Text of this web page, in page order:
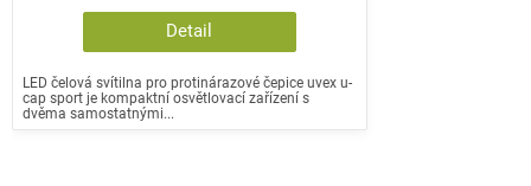
Detail
LED čelová svítilna pro protinárazové čepice uvex u-
cap sport je kompaktní osvětlovací zařízení s
dvěma samostatnými...